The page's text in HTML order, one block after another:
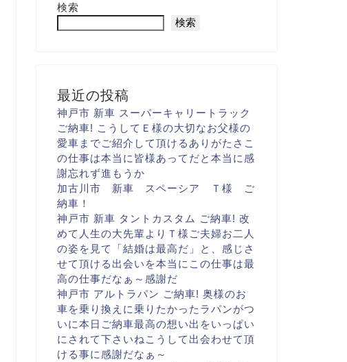
検索
検索
最近の投稿
神戸市 新車 スーパーキャリートラック
ご納車! こうして Ｅ様の大切なお父様の
愛車までご紹介して頂けるありがたさ こ
の仕事は本当に 皆様あってだと 本当に感
謝忘れず進もうか
加古川市 新車 スペーシア Ｔ様 ご
納車！
神戸市 新車 タントカスタム ご納車! 改
めて人生の大先輩より Ｔ様ご夫婦お二人
の姿を見て
「結婚は最高だ 」と、感じさ
せて頂ける出会いを本当にこの仕事は最
高の仕事だなぁ～ 感謝だ
神戸市 アルトラパン ご納車! 奥様のお
車を乗り換えに乗りたかったラパンがつ
いに本日ご納車最高の想い出をいっぱい
に されて下さいね こうして出会わせて頂
ける事に感謝だなぁ～